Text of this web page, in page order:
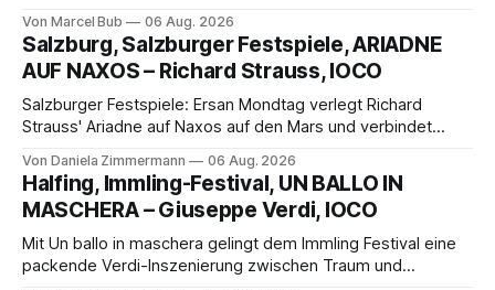
eine bildgewaltige Inszenierung, Maxime Pascal entfaltet
die komplexe Partitur eindrucksvoll, Philippe Sly berührt als
Franziskus.
Von Marcel Bub 06 Aug. 2026
Salzburg, Salzburger Festspiele, ARIADNE
AUF NAXOS – Richard Strauss, IOCO
Salzburger Festspiele: Ersan Mondtag verlegt Richard
Strauss' Ariadne auf Naxos auf den Mars und verbindet
Aufführung mit starken Solisten und den Wiener
Philharmonikern, szenisch bleibt der zweite Akt jedoch
hinter den Erwartungen zurück.
Von Daniela Zimmermann 06 Aug. 2026
Halfing, Immling-Festival, UN BALLO IN
MASCHERA – Giuseppe Verdi, IOCO
Mit Un ballo in maschera gelingt dem Immling Festival eine
packende Verdi-Inszenierung zwischen Traum und